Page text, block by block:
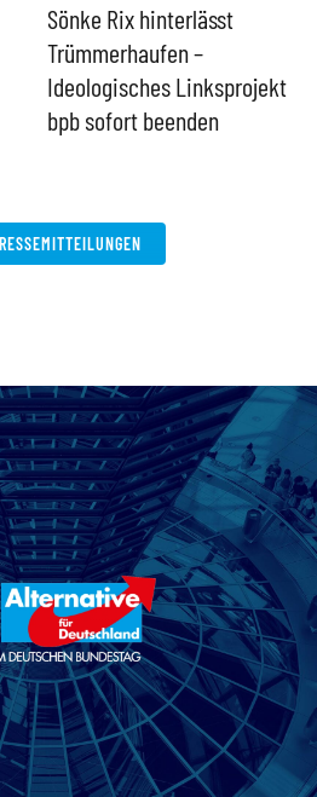
Sönke Rix hinterlässt
Trümmerhaufen –
Ideologisches Linksprojekt
bpb sofort beenden